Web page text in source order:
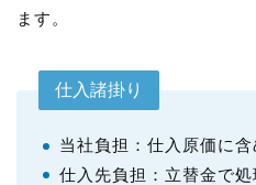
ます。
仕入諸掛り
当社負担：仕入原価に含
仕入先負担：立替金で